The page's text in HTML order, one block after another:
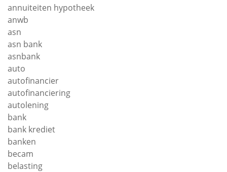
annuiteiten hypotheek
anwb
asn
asn bank
asnbank
auto
autofinancier
autofinanciering
autolening
bank
bank krediet
banken
becam
belasting